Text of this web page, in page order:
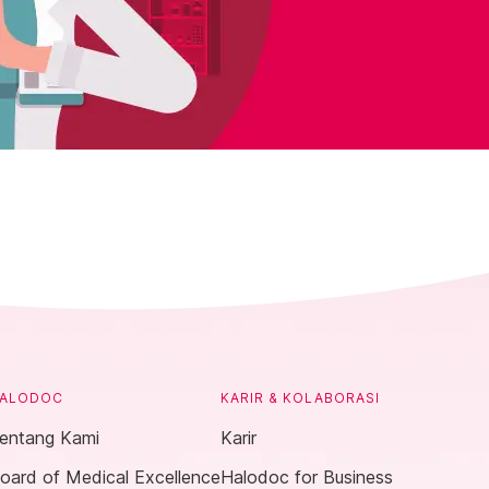
Kami
of Medical Excellence
KARIR & KOLABORASI
Karir
Halodoc for Business